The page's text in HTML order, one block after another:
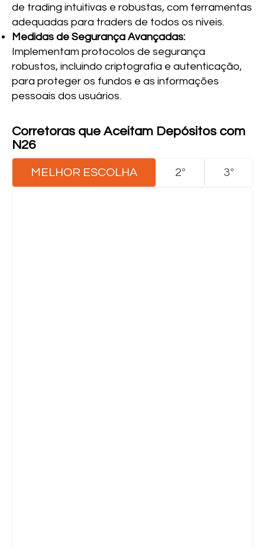
de trading intuitivas e robustas, com ferramentas
adequadas para traders de todos os níveis.
Medidas de Segurança Avançadas:
Implementam protocolos de segurança
robustos, incluindo criptografia e autenticação,
para proteger os fundos e as informações
pessoais dos usuários.
Corretoras que Aceitam Depósitos com
N26
MELHOR ESCOLHA 2º 3º